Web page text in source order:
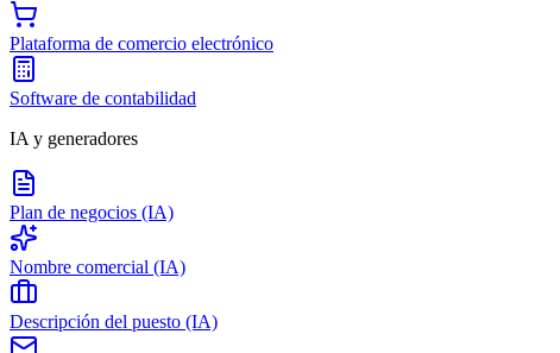
Plataforma de comercio electrónico
Software de contabilidad
IA y generadores
Plan de negocios (IA)
Nombre comercial (IA)
Descripción del puesto (IA)